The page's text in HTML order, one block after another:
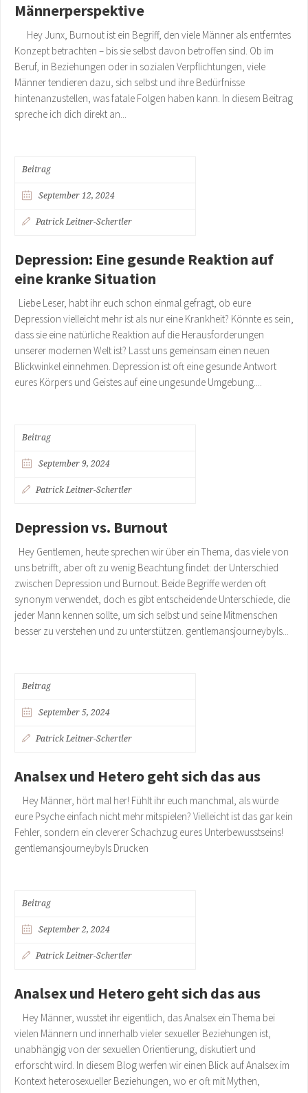
Männerperspektive
Hey Junx, Burnout ist ein Begriff, den viele Männer als entferntes
Konzept betrachten – bis sie selbst davon betroffen sind. Ob im
Beruf, in Beziehungen oder in sozialen Verpflichtungen, viele
Männer tendieren dazu, sich selbst und ihre Bedürfnisse
hintenanzustellen, was fatale Folgen haben kann. In diesem Beitrag
spreche ich dich direkt an...
Beitrag
September 12, 2024
Patrick Leitner-Schertler
Depression: Eine gesunde Reaktion auf
eine kranke Situation
Liebe Leser, habt ihr euch schon einmal gefragt, ob eure
Depression vielleicht mehr ist als nur eine Krankheit? Könnte es sein,
dass sie eine natürliche Reaktion auf die Herausforderungen
unserer modernen Welt ist? Lasst uns gemeinsam einen neuen
Blickwinkel einnehmen. Depression ist oft eine gesunde Antwort
eures Körpers und Geistes auf eine ungesunde Umgebung....
Beitrag
September 9, 2024
Patrick Leitner-Schertler
Depression vs. Burnout
Hey Gentlemen, heute sprechen wir über ein Thema, das viele von
uns betrifft, aber oft zu wenig Beachtung findet: der Unterschied
zwischen Depression und Burnout. Beide Begriffe werden oft
synonym verwendet, doch es gibt entscheidende Unterschiede, die
jeder Mann kennen sollte, um sich selbst und seine Mitmenschen
besser zu verstehen und zu unterstützen. gentlemansjourneybyls...
Beitrag
September 5, 2024
Patrick Leitner-Schertler
Analsex und Hetero geht sich das aus
Hey Männer, hört mal her! Fühlt ihr euch manchmal, als würde
eure Psyche einfach nicht mehr mitspielen? Vielleicht ist das gar kein
Fehler, sondern ein cleverer Schachzug eures Unterbewusstseins!
gentlemansjourneybyls Drucken
Beitrag
September 2, 2024
Patrick Leitner-Schertler
Analsex und Hetero geht sich das aus
Hey Männer, wusstet ihr eigentlich, das Analsex ein Thema bei
vielen Männern und innerhalb vieler sexueller Beziehungen ist,
unabhängig von der sexuellen Orientierung, diskutiert und
erforscht wird. In diesem Blog werfen wir einen Blick auf Analsex im
Kontext heterosexueller Beziehungen, wo er oft mit Mythen,